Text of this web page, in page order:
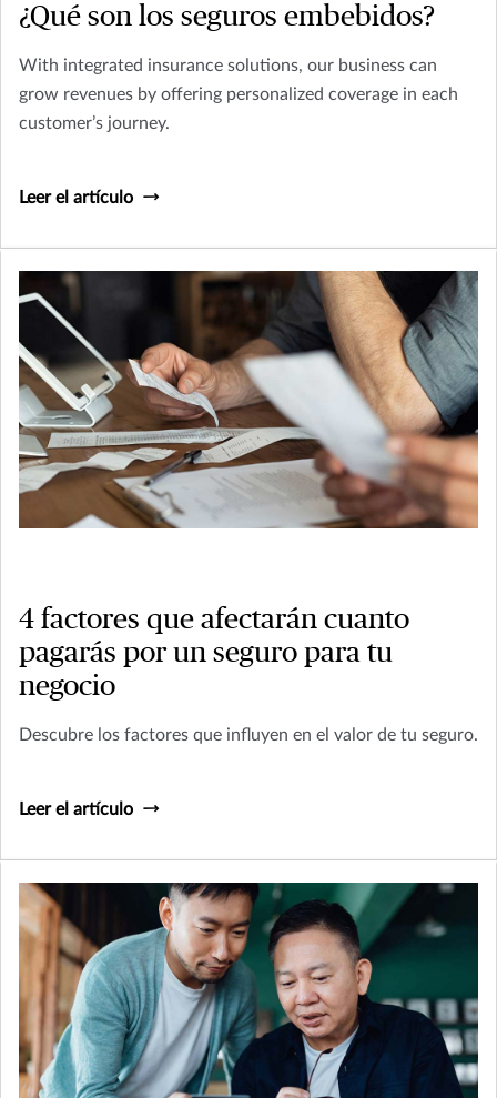
¿Qué son los seguros embebidos?
With integrated insurance solutions, our business can
grow revenues by offering personalized coverage in each
customer’s journey.
Leer el artículo
4 factores que afectarán cuanto
pagarás por un seguro para tu
negocio
Descubre los factores que influyen en el valor de tu seguro.
Leer el artículo